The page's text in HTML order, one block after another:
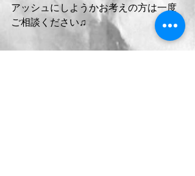
アッシュにしようかお考えの方は一度
ご相談ください♫